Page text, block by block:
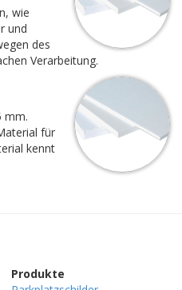
wie
und
des
Verarbeitung.
mm.
für
kennt
Produkte